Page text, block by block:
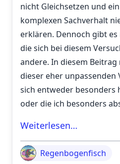
nicht Gleichsetzen und
komplexen Sachverhalt
erklären. Dennoch gibt
die sich bei diesem
andere. In diesem
dieser eher unpassenden
sich entweder besonders
oder die ich besonders
Weiterlesen…
Regenbogenfisch